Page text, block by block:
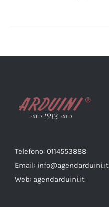
Telefono: 0114553888
Email: info@agendarduini.it
Web: agendarduini.it